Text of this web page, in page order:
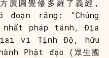
廣圓覺修多羅了義經,
đoạn rằng: “Chúng
nhất pháp tánh, Địa
vi Tịnh Độ, hữu
Phật đạo (眾生國